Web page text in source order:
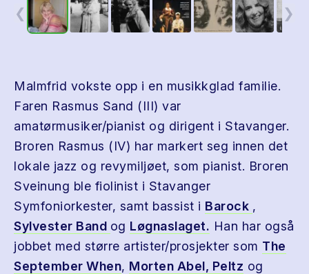
❮ ❯
Malmfrid vokste opp i en musikkglad familie.
Faren Rasmus Sand (III) var
amatørmusiker/pianist og dirigent i Stavanger.
Broren Rasmus (IV) har markert seg innen det
lokale jazz og revymiljøet, som pianist. Broren
Sveinung ble fiolinist i Stavanger
Symfoniorkester, samt bassist i Barock ,
Sylvester Band og Løgnaslaget. Han har også
jobbet med større artister/prosjekter som The
September When, Morten Abel, Peltz og